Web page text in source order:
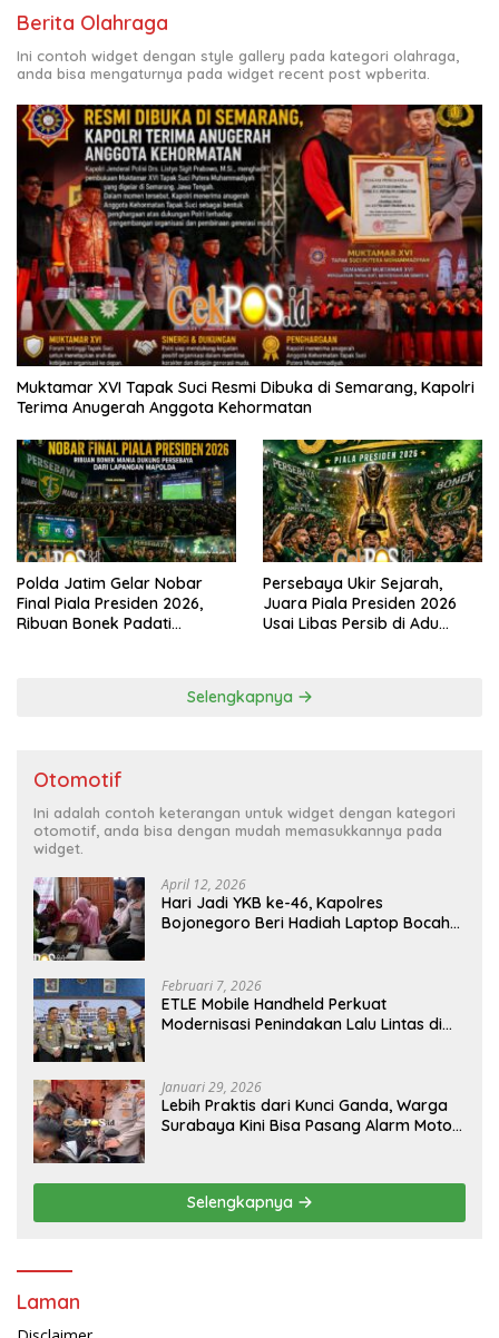
Berita Olahraga
Ini contoh widget dengan style gallery pada kategori olahraga,
anda bisa mengaturnya pada widget recent post wpberita.
Muktamar XVI Tapak Suci Resmi Dibuka di Semarang, Kapolri
Terima Anugerah Anggota Kehormatan
Polda Jatim Gelar Nobar
Final Piala Presiden 2026,
Ribuan Bonek Padati
Persebaya Ukir Sejarah,
Juara Piala Presiden 2026
Usai Libas Persib di Adu
Selengkapnya
Otomotif
Ini adalah contoh keterangan untuk widget dengan kategori
otomotif, anda bisa dengan mudah memasukkannya pada
widget.
April 12, 2026
Hari Jadi YKB ke-46, Kapolres
Bojonegoro Beri Hadiah Laptop Bocah
Februari 7, 2026
ETLE Mobile Handheld Perkuat
Modernisasi Penindakan Lalu Lintas di
Januari 29, 2026
Lebih Praktis dari Kunci Ganda, Warga
Surabaya Kini Bisa Pasang Alarm Motor
Selengkapnya
Laman